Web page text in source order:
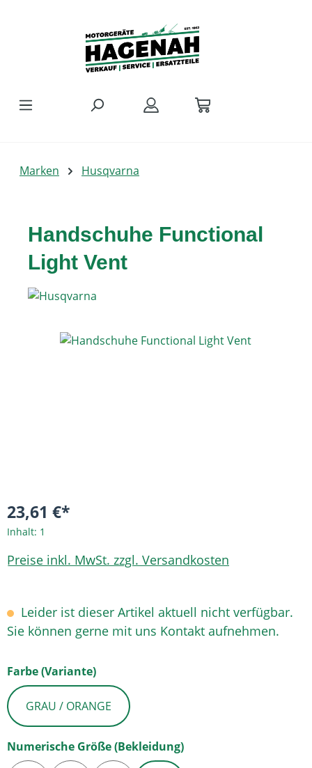
Marken Husqvarna
Handschuhe Functional
Light Vent
Bildergalerie überspringen
23,61 €*
Inhalt: 1
Preise inkl. MwSt. zzgl. Versandkosten
Leider ist dieser Artikel aktuell nicht verfügbar.
Sie können gerne mit uns Kontakt aufnehmen.
Farbe (Variante)auswählen
GRAU / ORANGE
Numerische Größe (Bekleidung)auswählen